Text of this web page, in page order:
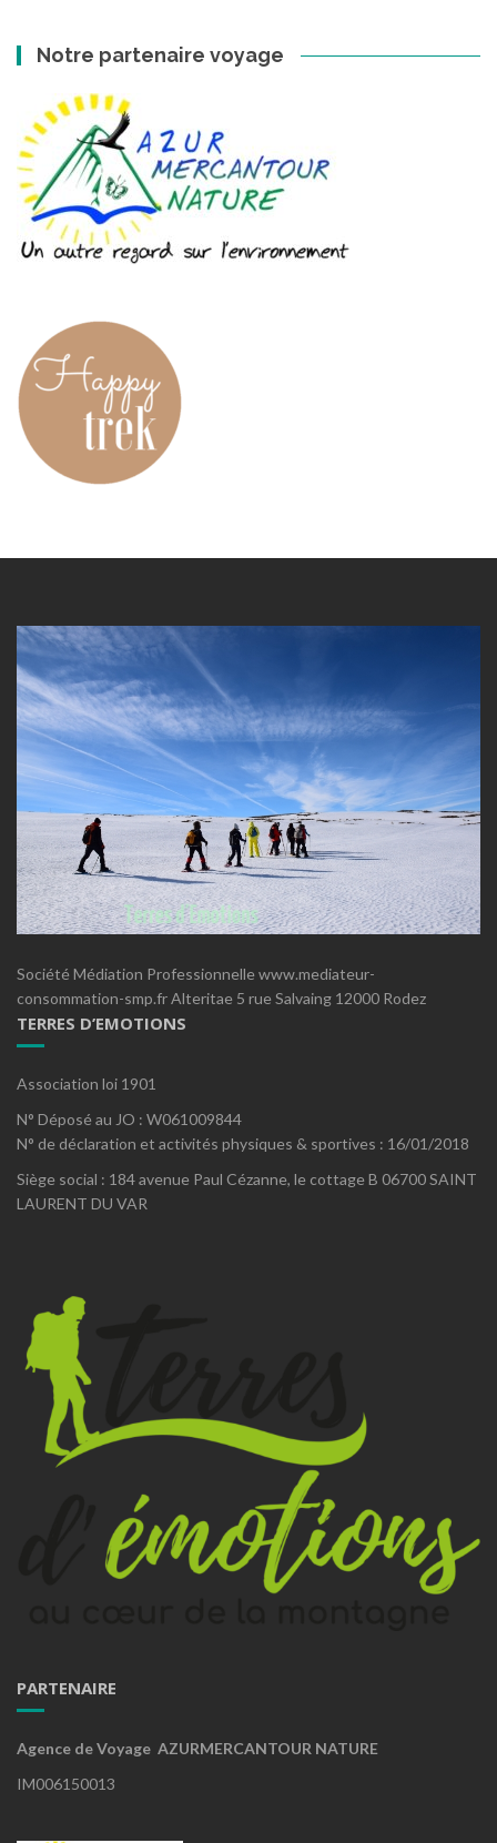
Notre partenaire voyage
Société Médiation Professionnelle www.mediateur-
consommation-smp.fr Alteritae 5 rue Salvaing 12000 Rodez
TERRES D’EMOTIONS
Association loi 1901
N° Déposé au JO : W061009844
N° de déclaration et activités physiques & sportives : 16/01/2018
Siège social : 184 avenue Paul Cézanne, le cottage B 06700 SAINT
LAURENT DU VAR
PARTENAIRE
Agence de Voyage AZURMERCANTOUR NATURE
IM006150013